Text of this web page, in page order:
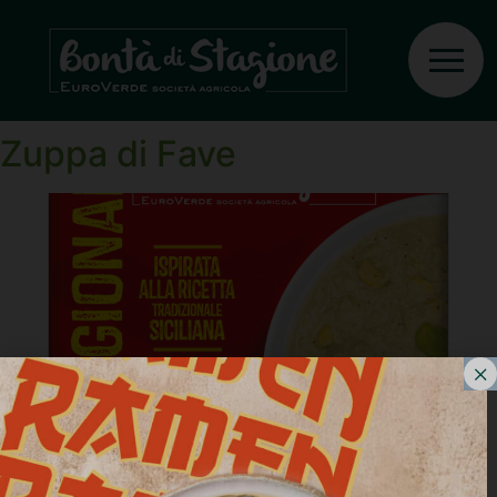
Ingrediente: Fave
reidratate
Zuppa di Fave